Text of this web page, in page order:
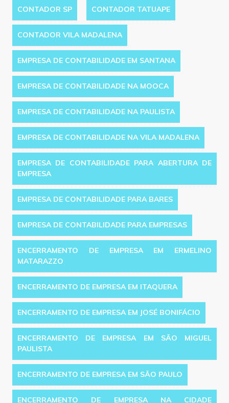
CONTADOR SP CONTADOR TATUAPE
CONTADOR VILA MADALENA
EMPRESA DE CONTABILIDADE EM SANTANA
EMPRESA DE CONTABILIDADE NA MOOCA
EMPRESA DE CONTABILIDADE NA PAULISTA
EMPRESA DE CONTABILIDADE NA VILA MADALENA
EMPRESA DE CONTABILIDADE PARA ABERTURA DE
EMPRESA
EMPRESA DE CONTABILIDADE PARA BARES
EMPRESA DE CONTABILIDADE PARA EMPRESAS
ENCERRAMENTO DE EMPRESA EM ERMELINO
MATARAZZO
ENCERRAMENTO DE EMPRESA EM ITAQUERA
ENCERRAMENTO DE EMPRESA EM JOSÉ BONIFÁCIO
ENCERRAMENTO DE EMPRESA EM SÃO MIGUEL
PAULISTA
ENCERRAMENTO DE EMPRESA EM SÃO PAULO
ENCERRAMENTO DE EMPRESA NA CIDADE